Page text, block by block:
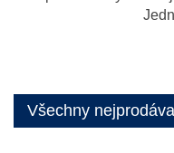
Všechny